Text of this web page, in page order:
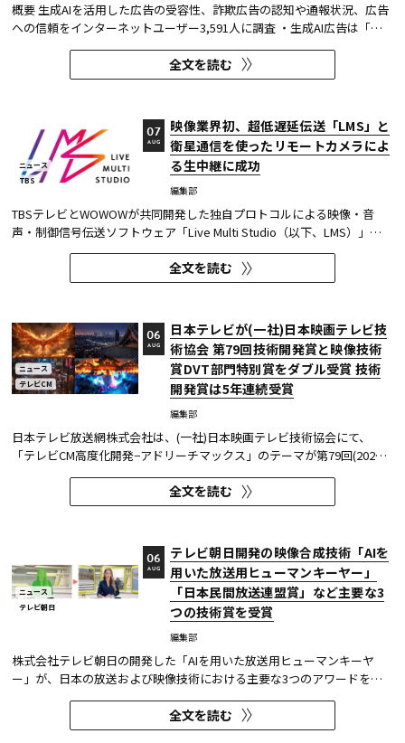
概要 生成AIを活用した広告の受容性、詐欺広告の認知や通報状況、広告
への信頼をインターネットユーザー3,591人に調査 ・生成AI広告は「条
件が整えば活用してよい」が52.0%。AI活用の明示や権利処理など、透
明性への配慮が受容の前提になる。 ・詐欺広告は各タイプとも70％の認
知があり、過去1年以内の接触経験は10～20％台。一方、通報経...
全文を読む
ニュース
TBS
映像業界初、超低遅延伝送「LMS」と
衛星通信を使ったリモートカメラによ
る生中継に成功
編集部
07
AUG
TBSテレビとWOWOWが共同開発した独自プロトコルによる映像・音
声・制御信号伝送ソフトウェア「Live Multi Studio（以下、LMS）」
が、JCOM株式会社（以下、J:COM）の生中継の特別番組に採用され
た。2026年6月16日にJ:COMが放送した『北海道神宮例祭 神輿渡御』に
おいて、J:COMチャンネル（※1）、地域情報アプリ「ど・ろーかる」
全文を読む
ニュース
テレビCM
日本テレビが(一社)日本映画テレビ技
術協会 第79回技術開発賞と映像技術
賞DVT部門特別賞をダブル受賞 技術
開発賞は5年連続受賞
編集部
06
AUG
日本テレビ放送網株式会社は、(一社)日本映画テレビ技術協会にて、
「テレビCM高度化開発−アドリーチマックス」のテーマが第79回(2025
年度)技術開発賞を、「TOKYO巫女忍者」が映像技術賞 DVT(デジタルビ
ジュアル技術)部門 特別賞を受賞したことを発表した。技術開発賞部門
では、昨年に続き5年連続の受賞となる。 この賞は毎年、放送に関連
全文を読む
ニュース
テレビ朝日
テレビ朝日開発の映像合成技術「AIを
用いた放送用ヒューマンキーヤー」
「日本民間放送連盟賞」など主要な3
つの技術賞を受賞
編集部
06
AUG
株式会社テレビ朝日の開発した「AIを用いた放送用ヒューマンキーヤ
ー」が、日本の放送および映像技術における主要な3つのアワードを受
賞した。 本開発は、人物像認識AIと最新のXR技術を組み合わせたシステ
ムであり、その革新性と実用性が業界内で高い評価を獲得している。
【受賞アワード一覧】 ●2025年 日本民間放送連盟賞 技術部門優...
全文を読む